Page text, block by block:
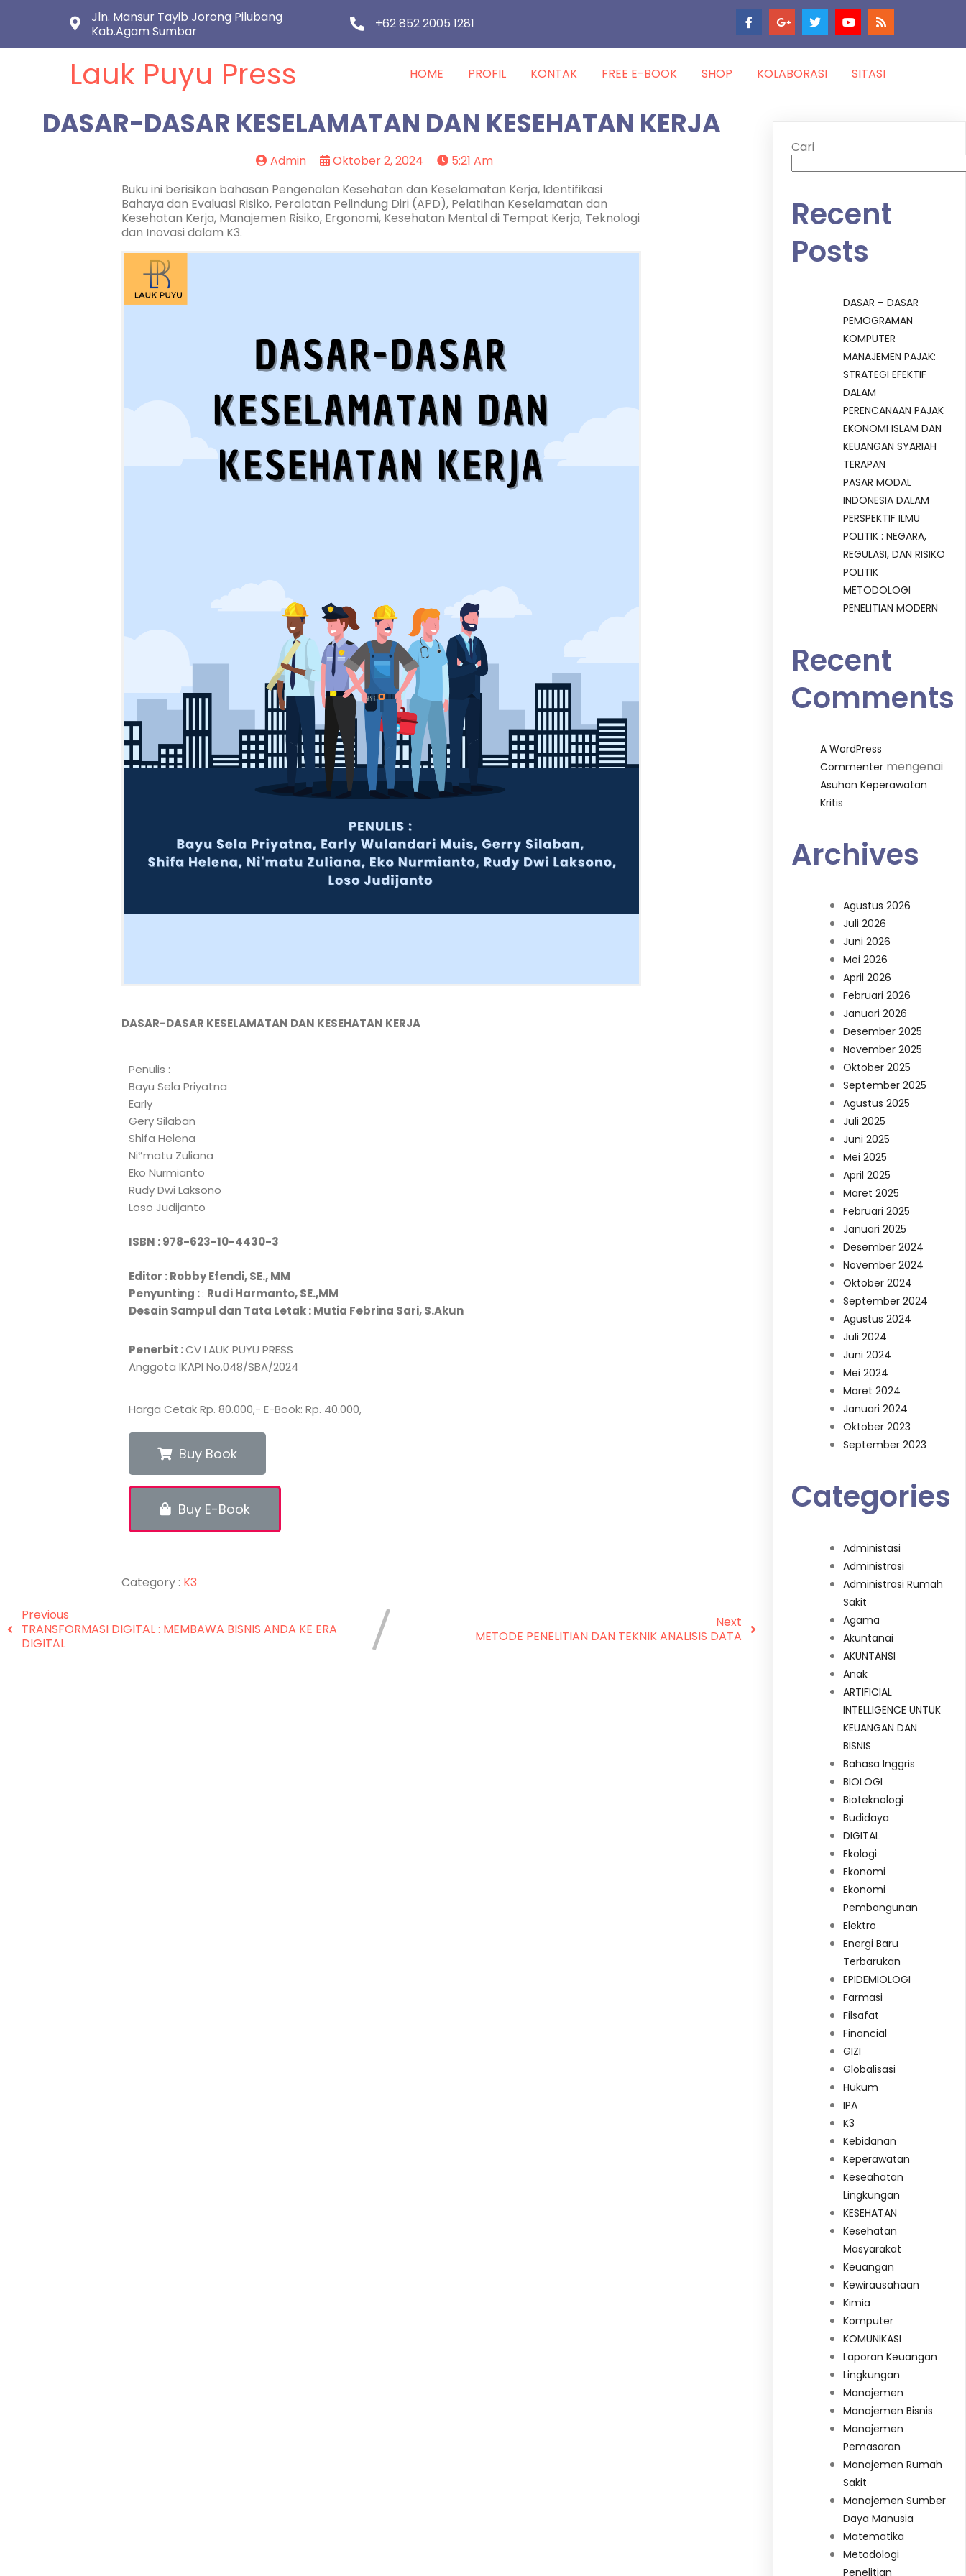
Jln. Mansur Tayib Jorong Pilubang
Kab.Agam Sumbar
+62 852 2005 1281
Lauk Puyu Press HOME PROFIL KONTAK FREE E-BOOK SHOP KOLABORASI SITASI
DASAR-DASAR KESELAMATAN DAN KESEHATAN KERJA
Admin Oktober 2, 2024
5:21 Am
Buku ini berisikan bahasan Pengenalan Kesehatan dan Keselamatan Kerja, Identifikasi
Bahaya dan Evaluasi Risiko, Peralatan Pelindung Diri (APD), Pelatihan Keselamatan dan
Kesehatan Kerja, Manajemen Risiko, Ergonomi, Kesehatan Mental di Tempat Kerja, Teknologi
dan Inovasi dalam K3.
DASAR-DASAR KESELAMATAN DAN KESEHATAN KERJA
Penulis :
Bayu Sela Priyatna
Early
Gery Silaban
Shifa Helena
Ni‟matu Zuliana
Eko Nurmianto
Rudy Dwi Laksono
Loso Judijanto
ISBN : 978-623-10-4430-3
Editor : Robby Efendi, SE., MM
Penyunting :: Rudi Harmanto, SE.,MM
Desain Sampul dan Tata Letak : Mutia Febrina Sari, S.Akun
Penerbit :CV LAUK PUYU PRESS
Anggota IKAPI No.048/SBA/2024
Harga Cetak Rp. 80.000,- E-Book: Rp. 40.000,
Buy Book
Buy E-Book
Category : K3
Previous
TRANSFORMASI DIGITAL : MEMBAWA BISNIS ANDA KE ERA
DIGITAL
Next
METODE PENELITIAN DAN TEKNIK ANALISIS DATA
Cari
Recent
Posts
DASAR – DASAR
PEMOGRAMAN
KOMPUTER
MANAJEMEN PAJAK:
STRATEGI EFEKTIF
DALAM
PERENCANAAN PAJAK
EKONOMI ISLAM DAN
KEUANGAN SYARIAH
TERAPAN
PASAR MODAL
INDONESIA DALAM
PERSPEKTIF ILMU
POLITIK : NEGARA,
REGULASI, DAN RISIKO
POLITIK
METODOLOGI
PENELITIAN MODERN
Recent
Comments
A WordPress
Commenter mengenai
Asuhan Keperawatan
Kritis
Archives
Agustus 2026
Juli 2026
Juni 2026
Mei 2026
April 2026
Februari 2026
Januari 2026
Desember 2025
November 2025
Oktober 2025
September 2025
Agustus 2025
Juli 2025
Juni 2025
Mei 2025
April 2025
Maret 2025
Februari 2025
Januari 2025
Desember 2024
November 2024
Oktober 2024
September 2024
Agustus 2024
Juli 2024
Juni 2024
Mei 2024
Maret 2024
Januari 2024
Oktober 2023
September 2023
Categories
Administasi
Administrasi
Administrasi Rumah
Sakit
Agama
Akuntanai
AKUNTANSI
Anak
ARTIFICIAL
INTELLIGENCE UNTUK
KEUANGAN DAN
BISNIS
Bahasa Inggris
BIOLOGI
Bioteknologi
Budidaya
DIGITAL
Ekologi
Ekonomi
Ekonomi
Pembangunan
Elektro
Energi Baru
Terbarukan
EPIDEMIOLOGI
Farmasi
Filsafat
Financial
GIZI
Globalisasi
Hukum
IPA
K3
Kebidanan
Keperawatan
Keseahatan
Lingkungan
KESEHATAN
Kesehatan
Masyarakat
Keuangan
Kewirausahaan
Kimia
Komputer
KOMUNIKASI
Laporan Keuangan
Lingkungan
Manajemen
Manajemen Bisnis
Manajemen
Pemasaran
Manajemen Rumah
Sakit
Manajemen Sumber
Daya Manusia
Matematika
Metodologi
Penelitian